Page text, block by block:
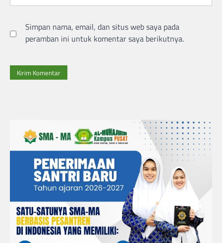
Simpan nama, email, dan situs web saya pada
peramban ini untuk komentar saya berikutnya.